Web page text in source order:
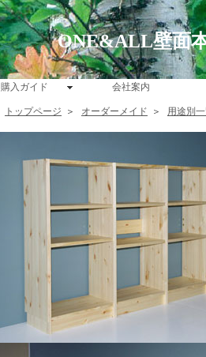
ONE&ALL壁面
購入ガイド
会社案内
トップページ ＞ オーダーメイド ＞ 用途別